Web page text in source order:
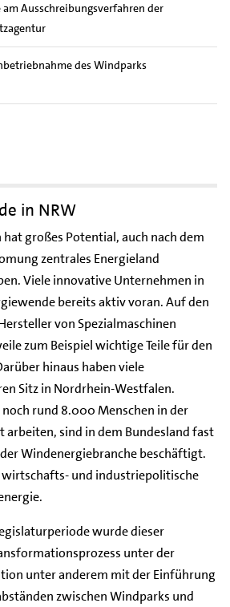
am Ausschreibungsverfahren der
des Windparks
in NRW
großes Potential, auch nach dem
zentrales Energieland
Viele innovative Unternehmen in
bereits aktiv voran. Auf den
von Spezialmaschinen
zum Beispiel wichtige Teile für den
hinaus haben viele
Sitz in Nordrhein-Westfalen.
rund 8.000 Menschen in der
sind in dem Bundesland fast
Windenergiebranche beschäftigt.
und industriepolitische
wurde dieser
unter der
unter anderem mit der Einführung
zwischen Windparks und